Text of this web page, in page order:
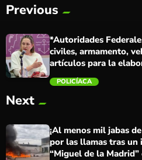
Previous
*Autoridades
civiles, armamento,
artículos para la
POLICÍACA
Next
¡Al menos mil jabas
por las llamas tras un
“Miguel de la Madrid”